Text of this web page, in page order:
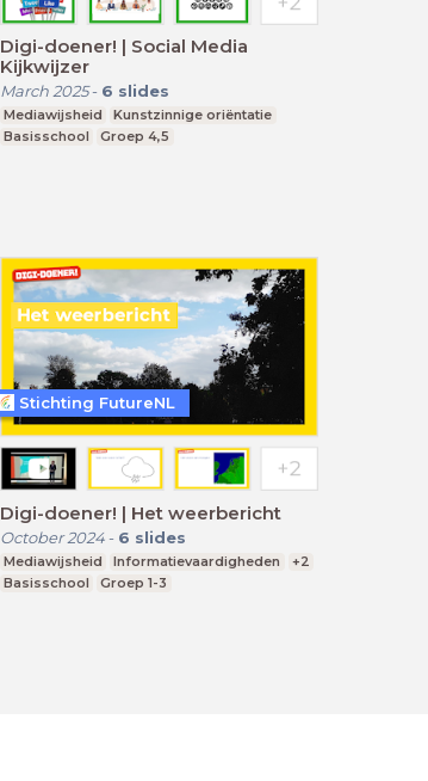
Digi-doener! | Social Media
Kijkwijzer
March 2025- 6 slides
Mediawijsheid
Kunstzinnige oriëntatie
Basisschool
Groep 4,5
Digi-doener! | Het weerbericht
October 2024- 6 slides
Mediawijsheid Informatievaardigheden
+2
Basisschool
Groep 1-3
Stichting FutureNL